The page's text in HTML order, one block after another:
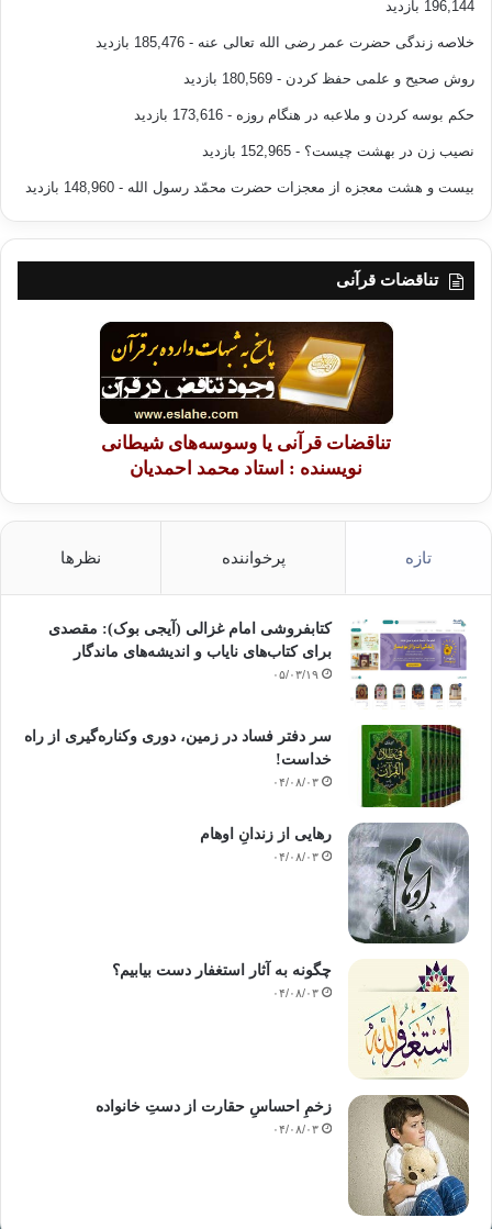
196,144 بازدید
خلاصه زندگی حضرت عمر رضی الله تعالی عنه - 185,476 بازدید
روش صحیح و علمی حفظ کردن - 180,569 بازدید
حکم بوسه کردن و ملاعبه در هنگام روزه - 173,616 بازدید
نصیب زن در بهشت چیست؟ - 152,965 بازدید
بیست و هشت معجزه از معجزات حضرت محمّد رسول الله - 148,960 بازدید
تناقضات قرآنی
تناقضات قرآنی یا وسوسه‌های شیطانی
نویسنده : استاد محمد احمدیان
تازه پرخواننده نظرها
کتابفروشی امام غزالی (آیجی بوک): مقصدی
برای کتاب‌های نایاب و اندیشه‌های ماندگار
۰۵/۰۳/۱۹
سر دفتر فساد در زمین‌، دوری وکناره‌گیری از راه
خداست‌!
۰۴/۰۸/۰۳
رهایی از زندانِ اوهام
۰۴/۰۸/۰۳
چگونه به آثار استغفار دست بیابیم؟
۰۴/۰۸/۰۳
زخمِ احساسِ حقارت از دستِ خانواده
۰۴/۰۸/۰۳